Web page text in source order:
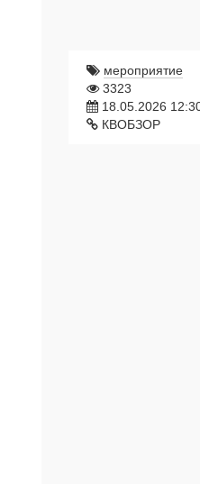
мероприятие
3323
18.05.2026
КВОБЗОР